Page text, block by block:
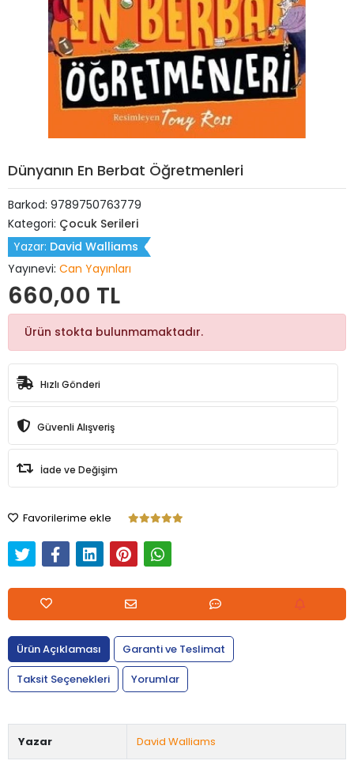
Dünyanın En Berbat Öğretmenleri
Barkod: 9789750763779
Kategori: Çocuk Serileri
Yazar: David Walliams
Yayınevi: Can Yayınları
660,00 TL
Ürün stokta bulunmamaktadır.
Hızlı Gönderi
Güvenli Alışveriş
İade ve Değişim
Favorilerime ekle
Ürün Açıklaması
Garanti ve Teslimat
Taksit Seçenekleri
Yorumlar
Yazar David Walliams